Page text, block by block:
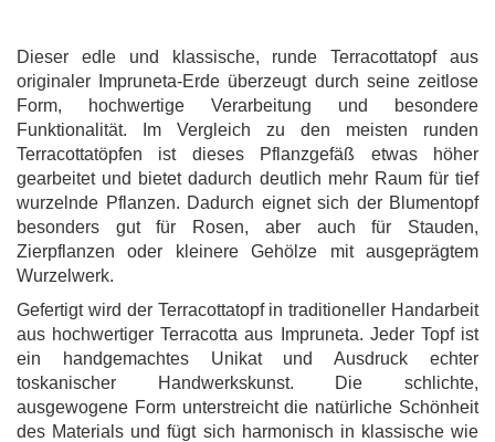
Dieser edle und klassische, runde Terracottatopf aus
originaler Impruneta-Erde überzeugt durch seine zeitlose
Form, hochwertige Verarbeitung und besondere
Funktionalität. Im Vergleich zu den meisten runden
Terracottatöpfen ist dieses Pflanzgefäß etwas höher
gearbeitet und bietet dadurch deutlich mehr Raum für tief
wurzelnde Pflanzen. Dadurch eignet sich der Blumentopf
besonders gut für Rosen, aber auch für Stauden,
Zierpflanzen oder kleinere Gehölze mit ausgeprägtem
Wurzelwerk.
Gefertigt wird der Terracottatopf in traditioneller Handarbeit
aus hochwertiger Terracotta aus Impruneta. Jeder Topf ist
ein handgemachtes Unikat und Ausdruck echter
toskanischer Handwerkskunst. Die schlichte,
ausgewogene Form unterstreicht die natürliche Schönheit
des Materials und fügt sich harmonisch in klassische wie